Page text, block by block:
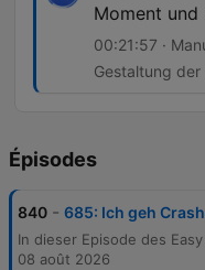
Moment
00:21:57 ·
Gestaltung der
Épisodes
840 - 685: Ich geh
08 août 2026